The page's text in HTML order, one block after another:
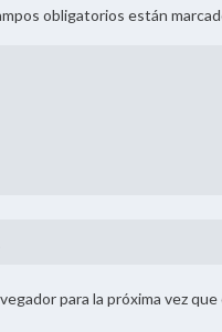
obligatorios están
para la próxima vez